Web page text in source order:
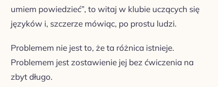
umiem powiedzieć”, to witaj w klubie uczących się
języków i, szczerze mówiąc, po prostu ludzi.
Problemem nie jest to, że ta różnica istnieje.
Problemem jest zostawienie jej bez ćwiczenia na
zbyt długo.